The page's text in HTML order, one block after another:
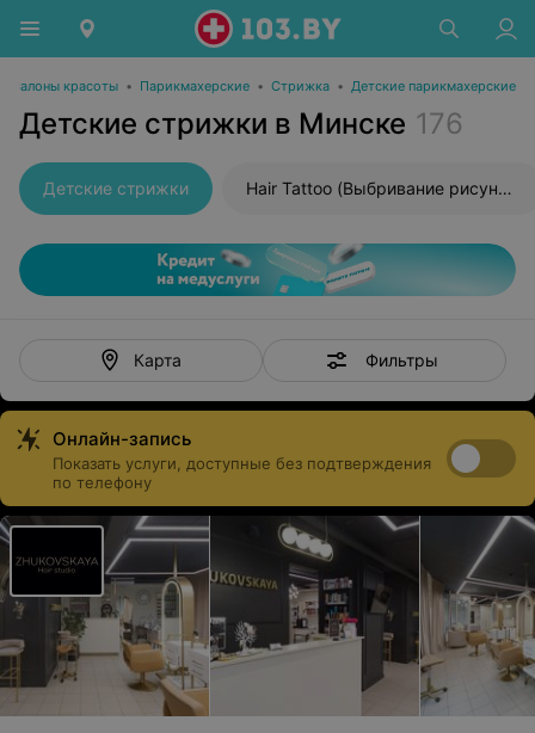
Салоны красоты • Парикмахерские • Стрижка • Детские парикмахерские
Детские стрижки в Минске 176
Детские стрижки Hair Tattoo (Выбривание рисунка)
Карта Фильтры
Онлайн-запись
Показать услуги, доступные без подтверждения
по телефону